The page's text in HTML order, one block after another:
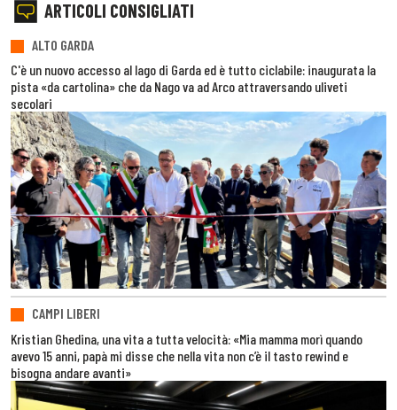
ARTICOLI CONSIGLIATI
ALTO GARDA
C'è un nuovo accesso al lago di Garda ed è tutto ciclabile: inaugurata la
pista «da cartolina» che da Nago va ad Arco attraversando uliveti
secolari
CAMPI LIBERI
Kristian Ghedina, una vita a tutta velocità: «Mia mamma morì quando
avevo 15 anni, papà mi disse che nella vita non c’è il tasto rewind e
bisogna andare avanti»